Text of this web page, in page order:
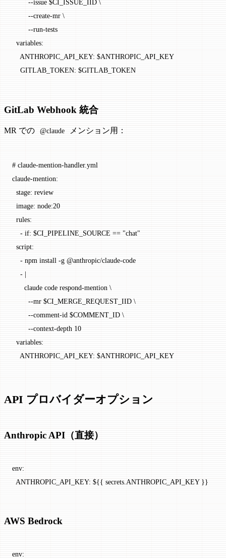
        --issue $CI_ISSUE_IID \
        --create-mr \
        --run-tests
  variables
:
    ANTHROPIC_API_KEY
: $ANTHROPIC_API_KEY
    GITLAB_TOKEN
: $GITLAB_TOKEN
GitLab Webhook 統合
MR での @claude メンション用：
# claude-mention-handler.yml
claude-mention:
  stage
: review
  image
: node:20
  rules
:
    -
if: $CI_PIPELINE_SOURCE == "chat"
  script
:
    -
npm install -g @anthropic/claude-code
    -
|
      claude code respond-mention \
        --mr $CI_MERGE_REQUEST_IID \
        --comment-id $COMMENT_ID \
        --context-depth 10
  variables
:
    ANTHROPIC_API_KEY
: $ANTHROPIC_API_KEY
API プロバイダーオプション
Anthropic API（直接）
env:
  ANTHROPIC_API_KEY
: ${{ secrets.ANTHROPIC_API_KEY }}
AWS Bedrock
env: